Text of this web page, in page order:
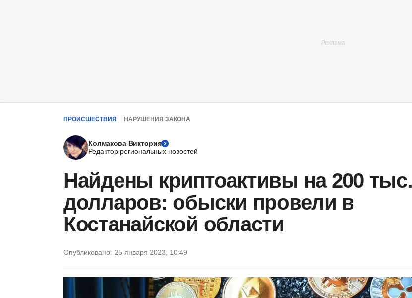
ПРОИСШЕСТВИЯ НАРУШЕНИЯ ЗАКОНА
Колмакова Виктория
Редактор региональных новостей
Найдены криптоактивы на 200 тыс.
долларов: обыски провели в
Костанайской области
Опубликовано: 25 января 2023, 10:49